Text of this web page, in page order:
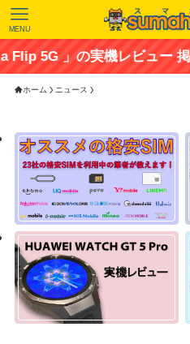
MENU
」の実機レビュー 掲載中！
ホーム ニュース